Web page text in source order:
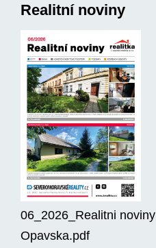
Realitní noviny
06_2026_Realitni noviny
Opavska.pdf